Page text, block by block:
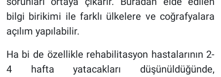
bilgi birikimi ile farklı ülkelere ve coğrafyalara
açılım yapılabilir.
Ha bi de özellikle rehabilitasyon hastalarının 2-
4 hafta yatacakları düşünüldüğünde,